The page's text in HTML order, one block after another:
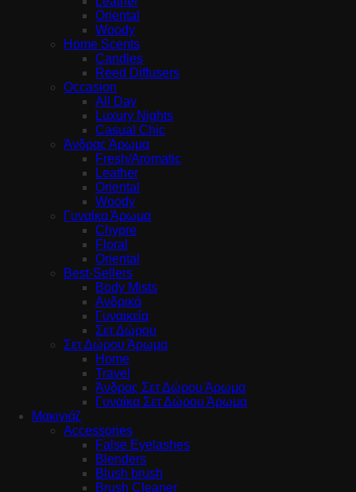
Oriental
Woody
Home Scents
Candles
Reed Diffusers
Occasion
All Day
Luxury Nights
Casual Chic
Άνδρας Άρωμα
Fresh/Aromatic
Leather
Oriental
Woody
Γυναίκα Άρωμα
Chypre
Floral
Oriental
Best-Sellers
Body Mists
Ανδρικά
Γυναικεία
Σετ Δώρου
Σετ Δώρου Άρωμα
Home
Travel
Άνδρας Σετ Δώρου Άρωμα
Γυναίκα Σετ Δώρου Άρωμα
Μακιγιάζ
Accessories
False Eyelashes
Blenders
Blush brush
Brush Cleaner